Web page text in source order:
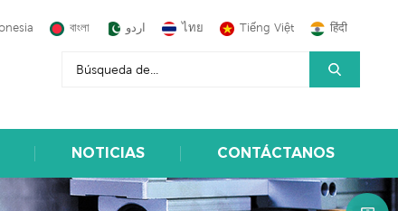
বাংলা اردو ไทย Tiếng Việt हिंदी
NOTICIAS CONTÁCTANOS